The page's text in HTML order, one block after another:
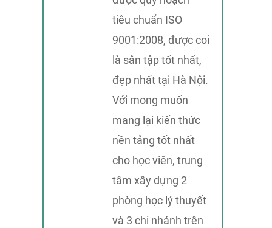
tiêu chuẩn ISO
9001:2008, được coi
là sân tập tốt nhất,
đẹp nhất tại Hà Nội.
Với mong muốn
mang lại kiến thức
nền tảng tốt nhất
cho học viên, trung
tâm xây dựng 2
phòng học lý thuyết
và 3 chi nhánh trên